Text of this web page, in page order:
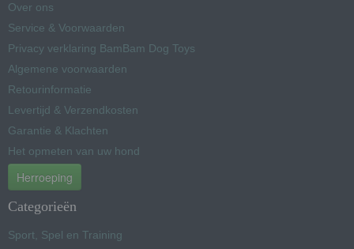
Over ons
Service & Voorwaarden
Privacy verklaring BamBam Dog Toys
Algemene voorwaarden
Retourinformatie
Levertijd & Verzendkosten
Garantie & Klachten
Het opmeten van uw hond
Herroeping
Categorieën
Sport, Spel en Training